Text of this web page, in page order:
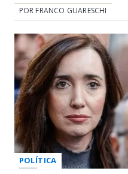
POR FRANCO GUARESCHI
POLÍTICA